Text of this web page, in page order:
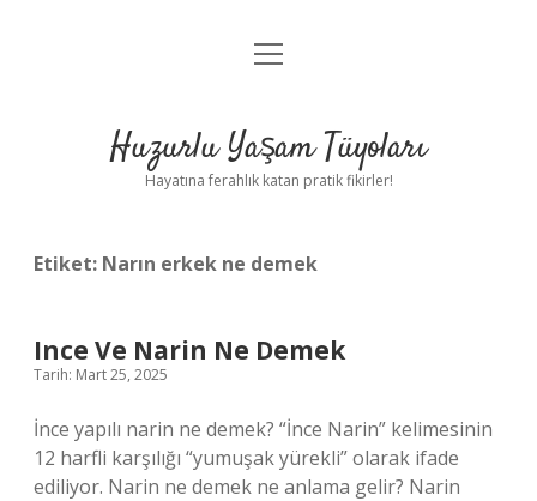
Anasayfa
Yasal Uyarı
menüyü
Huzurlu Yaşam Tüyoları
Hayatına ferahlık katan pratik fikirler!
Etiket: Narın erkek ne demek
Ince Ve Narin Ne Demek
Tarih: Mart 25, 2025
İnce yapılı narin ne demek? “İnce Narin” kelimesinin
12 harfli karşılığı “yumuşak yürekli” olarak ifade
ediliyor. Narin ne demek ne anlama gelir? Narin